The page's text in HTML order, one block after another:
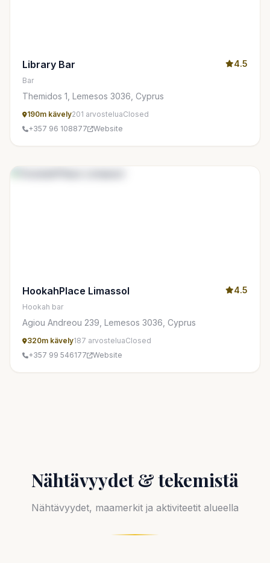
Library Bar 4.5
Bar
Themidos 1, Lemesos 3036, Cyprus
190m kävely201 arvosteluaClosed
+357 96 108877
Website
HookahPlace Limassol 4.5
Hookah bar
Agiou Andreou 239, Lemesos 3036, Cyprus
320m kävely187 arvosteluaClosed
+357 99 546177
Website
Nähtävyydet & tekemistä
Nähtävyydet, maamerkit ja aktiviteetit alueella